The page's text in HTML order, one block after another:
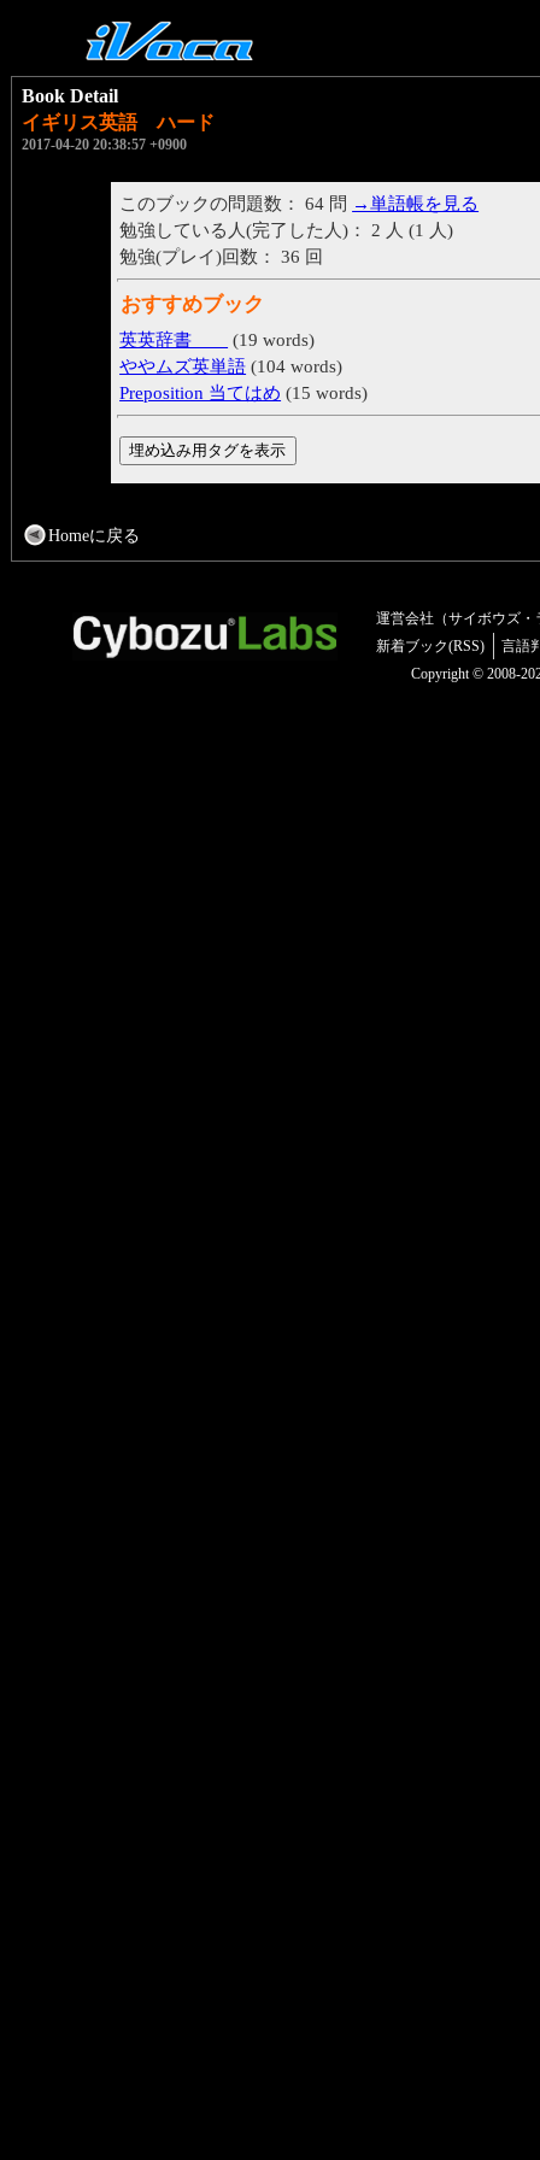
Book Detail
イギリス英語 ハード
2017-04-20 20:38:57 +0900
このブックの問題数： 64 問 →単語帳を見る
勉強している人(完了した人)： 2 人 (1 人)
勉強(プレイ)回数： 36 回
おすすめブック
英英辞書
(19 words)
ややムズ英単語 (104 words)
Preposition 当てはめ (15 words)
Homeに戻る
運営会社（サイボウズ・
新着ブック(RSS)
言語
Copyright © 2008-